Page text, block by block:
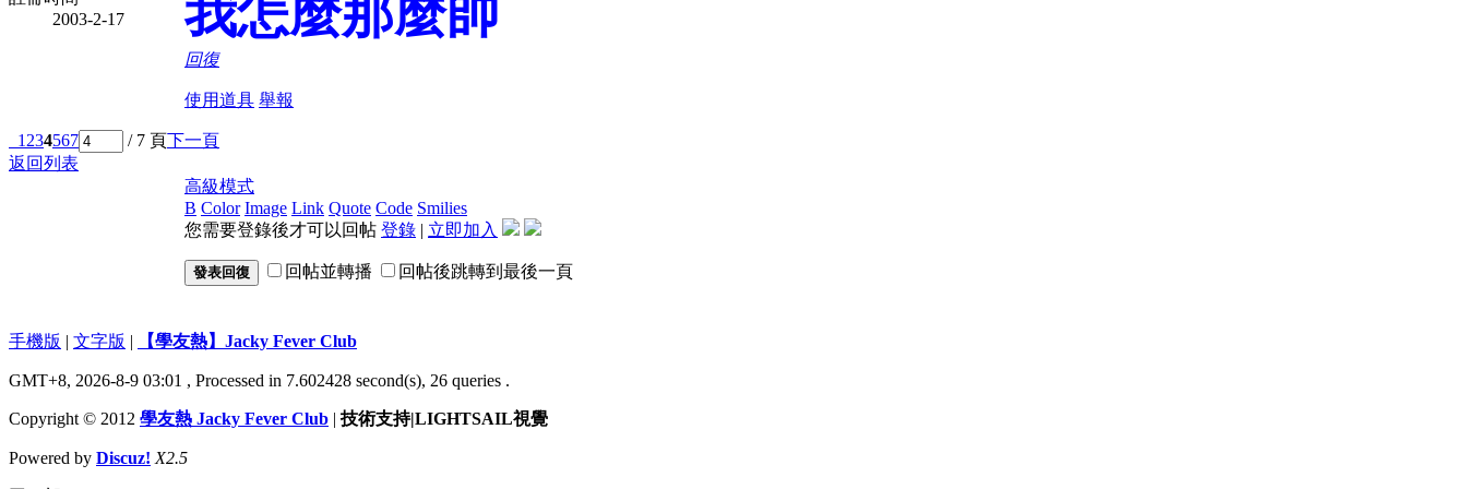
2003-2-17
我怎麼那麼帥
回復
使用道具 舉報
1 234567 / 7 頁下一頁
返回列表
高級模式
B Color Image Link Quote Code Smilies
您需要登錄後才可以回帖 登錄 | 立即加入
發表回復 回帖並轉播 回帖後跳轉到最後一頁
手機版 | 文字版 | 【學友熱】Jacky Fever Club
GMT+8, 2026-8-9 03:01 , Processed in 7.602428 second(s), 26 queries .
Copyright © 2012 學友熱 Jacky Fever Club | 技術支持|LIGHTSAIL視覺
Powered by Discuz! X2.5